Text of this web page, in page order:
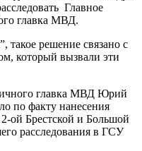
Главное
главка МВД.
решение связано с
который вызвали эти
главка МВД Юрий
по факту нанесения
ой Брестской и Большой
расследования в ГСУ